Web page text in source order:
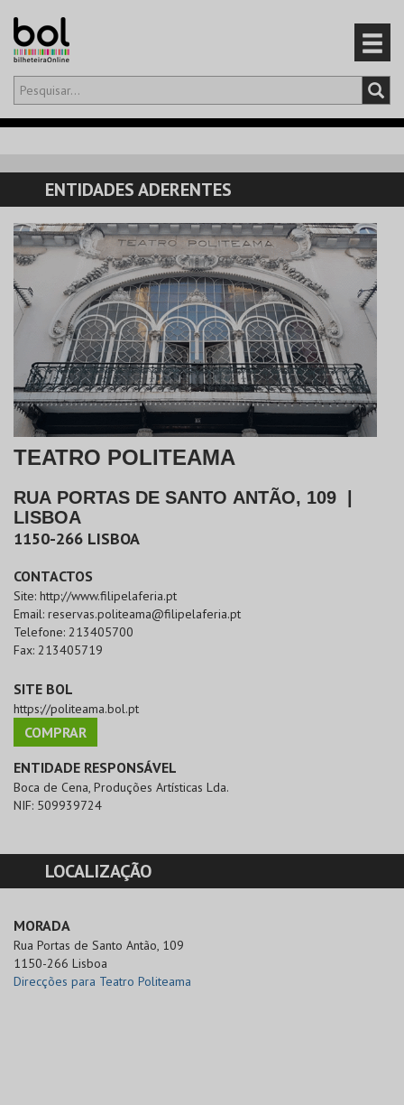
Olá,iniciar sessão
CARRINHO
EVENTOS
CARTÕES
PRODUTOS
ENTIDADES ADERENTES
TEATRO POLITEAMA
RUA PORTAS DE SANTO ANTÃO, 109
LISBOA
1150-266 LISBOA
CONTACTOS
Site: http://www.filipelaferia.pt
Email: reservas.politeama@filipelaferia.pt
Telefone: 213405700
Fax: 213405719
SITE BOL
https://politeama.bol.pt
COMPRAR
ENTIDADE RESPONSÁVEL
Boca de Cena, Produções Artísticas Lda.
NIF: 509939724
LOCALIZAÇÃO
MORADA
Rua Portas de Santo Antão, 109
1150-266 Lisboa
Direcções para Teatro Politeama